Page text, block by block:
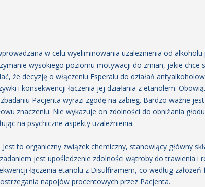
w celu wyeliminowania uzależnienia od alkoholu
wysokiego poziomu motywacji do zmian, jakie chce
że decyzję o włączeniu Esperalu do działań
i konsekwencji łączenia jej działania z etanolem.
Pacjenta wyrazi zgodę na zabieg. Bardzo ważne
znaczeniu. Nie wykazuje on zdolności do obniżania
na psychiczne aspekty uzależnienia.
to organiczny związek chemiczny, stanowiący główny
jest upośledzenie zdolności wątroby do trawienia i
łączenia etanolu z Disulfiramem, co według
napojów procentowych przez Pacjenta.